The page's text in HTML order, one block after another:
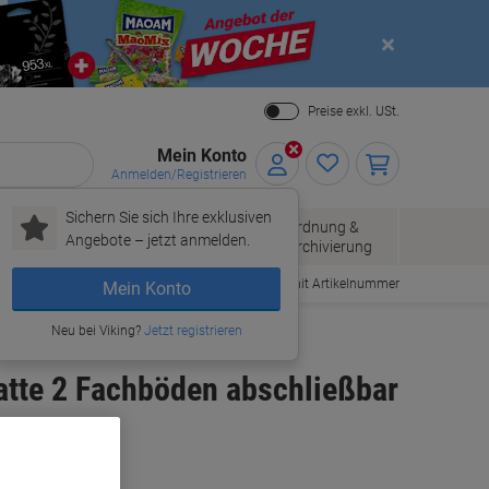
Close
Preise exkl. USt.
Mein Konto
Anmelden/Registrieren
Sichern Sie sich Ihre exklusiven
Angebote – jetzt anmelden.
Mein Konto
Neu bei Viking?Jetzt registrieren
Papier, Versand
& Pakete
Bürobedarf
Ordnung &
Archivierung
Bestellen mit Artikelnummer
2 Fachböden abschließbar